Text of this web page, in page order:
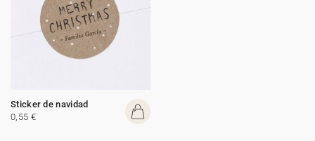
Sticker de navidad
0,55 €